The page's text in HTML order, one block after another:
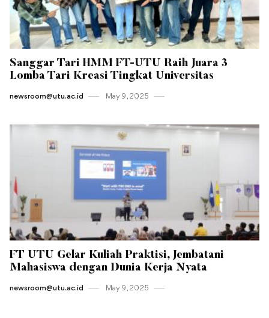
Sanggar Tari HMM FT-UTU Raih Juara 3
Lomba Tari Kreasi Tingkat Universitas
newsroom@utu.ac.id May 9 , 2025
FT UTU Gelar Kuliah Praktisi, Jembatani
Mahasiswa dengan Dunia Kerja Nyata
newsroom@utu.ac.id May 9 , 2025